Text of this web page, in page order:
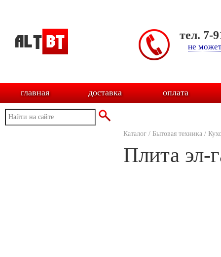
тел. 7-
не
главная доставка оплата
Каталог / Бытовая техника /
Плита эл-